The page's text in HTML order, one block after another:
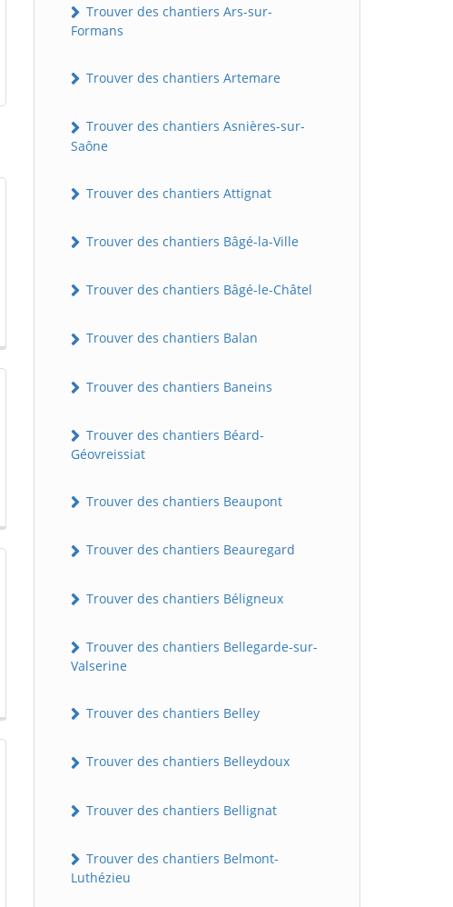
Trouver des chantiers Ars-sur-
Formans
Trouver des chantiers Artemare
Trouver des chantiers Asnières-sur-
Saône
Trouver des chantiers Attignat
Trouver des chantiers Bâgé-la-Ville
Trouver des chantiers Bâgé-le-Châtel
Trouver des chantiers Balan
Trouver des chantiers Baneins
Trouver des chantiers Béard-
Géovreissiat
Trouver des chantiers Beaupont
Trouver des chantiers Beauregard
Trouver des chantiers Béligneux
Trouver des chantiers Bellegarde-sur-
Valserine
Trouver des chantiers Belley
Trouver des chantiers Belleydoux
Trouver des chantiers Bellignat
Trouver des chantiers Belmont-
Luthézieu